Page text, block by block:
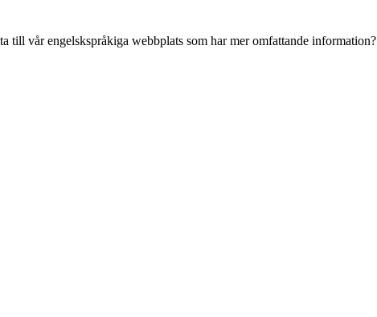
till vår engelskspråkiga webbplats som har mer omfattande information?